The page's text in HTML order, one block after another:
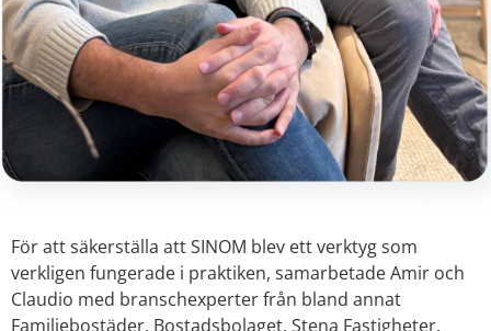
För att säkerställa att SINOM blev ett verktyg som
verkligen fungerade i praktiken, samarbetade Amir och
Claudio med branschexperter från bland annat
Familjebostäder, Bostadsbolaget, Stena Fastigheter,